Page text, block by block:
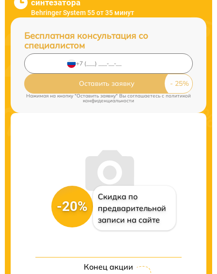
синтезатора
Behringer System 55 от 35 минут
Бесплатная консультация со
специалистом
Оставить заявку
Нажимая на кнопку "Оставить заявку" Вы соглашаетесь cполитикой
конфиденциальности
-20%
Скидка по
предварительной
записи на сайте
Конец акции